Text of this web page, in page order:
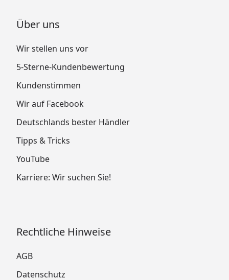
Über uns
Wir stellen uns vor
5-Sterne-Kundenbewertung
Kundenstimmen
Wir auf Facebook
Deutschlands bester Händler
Tipps & Tricks
YouTube
Karriere: Wir suchen Sie!
Rechtliche Hinweise
AGB
Datenschutz